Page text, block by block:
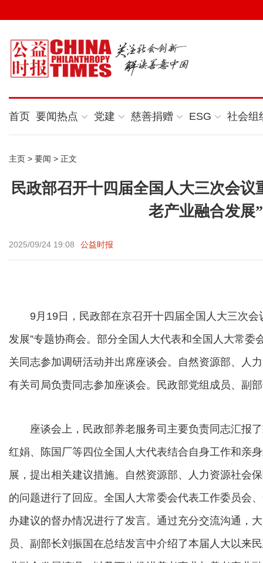
首页 要闻热点 党建 慈善捐赠 ESG 社会组
主页 > 要闻 > 正文
民政部召开十四届全国人大三次会
老产业融合发展
2025/09/24 19:08 公益时报
9月19日，民政部在京召开十四届全国人大三次会
发展”专题协商会。部分全国人大代表和全国人大常
关同志参加调研活动并出席座谈会。自然资源部、人
有关司局负责同志参加座谈会。民政部党组成员、副
座谈会上，民政部养老服务司主要负责同志汇报了
红娟、陈国厂等四位全国人大代表结合自身工作和亲
展，提出相关建议措施。自然资源部、人力资源社会
的问题进行了回应。全国人大常委会代表工作委员会
办建议的督办情况进行了发言。通过充分交流沟通，
员、副部长刘振国在总结发言中介绍了本届人大以来